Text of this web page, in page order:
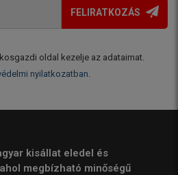
FELIRATKOZÁS
oldal kezelje az adataimat.
nyilatkozatban.
kisállat eledel és
megbízható minőségű